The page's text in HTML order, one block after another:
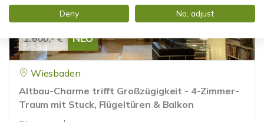
1.600,- € NEU
Wiesbaden
Altbau-Charme trifft Großzügigkeit - 4-Zimmer-
Traum mit Stuck, Flügeltüren & Balkon
Deny No, adjust